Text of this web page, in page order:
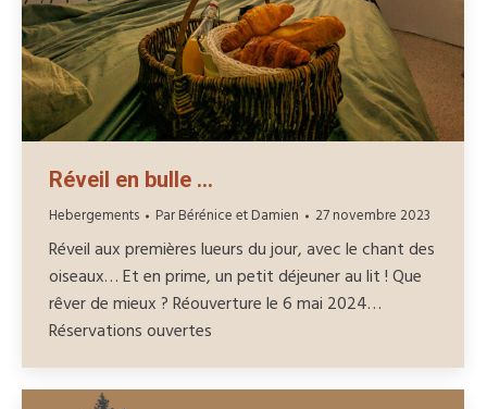
Réveil en bulle …
Hebergements ParBérénice et Damien 27 novembre 2023
Réveil aux premières lueurs du jour, avec le chant des
oiseaux… Et en prime, un petit déjeuner au lit ! Que
rêver de mieux ? Réouverture le 6 mai 2024…
Réservations ouvertes